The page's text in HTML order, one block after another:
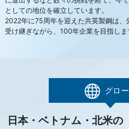
としての地位を確立しています。
2022年に75周年を迎えた共英製鋼は、
受け継ぎながら、100年企業を目指しま
グロ
日本・ベトナム・北米の